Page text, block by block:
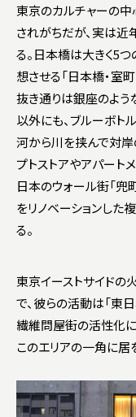
東京のカルチャーの
されがちだが、実は
る。日本橋は大きく5
想させる「日本橋・室
抜き通りは銀座のよう
以外にも、ブルーボト
河から川を挟んで対岸
プトストアやアパート
日本のウォール街「兜
をリノベーションした
る。
東京イーストサイドの
で、彼らの活動は「東
繊維問屋街の活性化に
このエリアの一角に居